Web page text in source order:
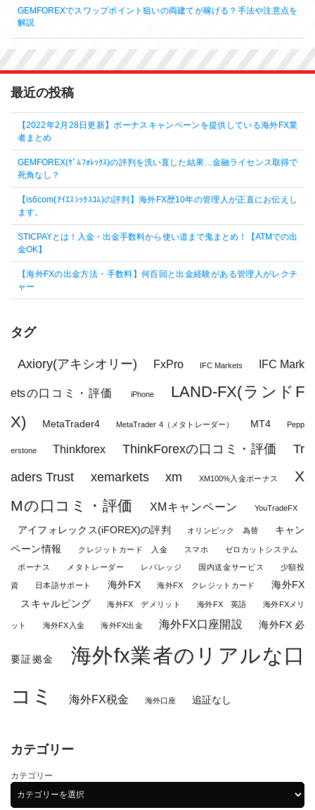
GEMFOREXでスワップポイント狙いの両建てが稼げる？手法や注意点を
解説
最近の投稿
【2022年2月28日更新】ボーナスキャンペーンを提供している海外FX業
者まとめ
GEMFOREX(ｹﾞﾑﾌｫﾚｯｸｽ)の評判を洗い直した結果…金融ライセンス取得で
死角なし？
【is6com(ｱｲｴｽｼｯｸｽｺﾑ)の評判】海外FX歴10年の管理人が正直にお伝えし
ます。
STICPAYとは！入金・出金手数料から使い道まで鬼まとめ！【ATMでの出
金OK】
【海外FXの出金方法・手数料】何百回と出金経験がある管理人がレクチ
ャー
タグ
Axiory(アキシオリー) FxPro IFC Markets IFC Mark
etsの口コミ・評価 iPhone
LAND-FX(ランドF
X)
MetaTrader4 MetaTrader 4（メタトレーダー） MT4 Pepp
erstone Thinkforex ThinkForexの口コミ・評価
Tr
aders Trust
xemarkets xm XM100%入金ボーナス
X
Mの口コミ・評価
XMキャンペーン YouTradeFX
アイフォレックス(iFOREX)の評判 オリンピック 為替
キャン
ペーン情報
クレジットカード 入金 スマホ ゼロカットシステム
ボーナス メタトレーダー レバレッジ 国内送金サービス 少額投
資 日本語サポート 海外FX 海外FX クレジットカード
海外FX
スキャルピング
海外FX デメリット 海外FX 英語 海外FXメリ
ット 海外FX入金 海外FX出金 海外FX口座開設 海外FX 必
要証拠金
海外fx業者のリアルな口
コミ
海外FX税金 海外口座 追証なし
カテゴリー
カテゴリー